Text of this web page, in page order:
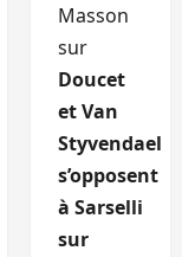
Masson
sur
Doucet
et Van
Styvendael
s’opposent
à Sarselli
sur